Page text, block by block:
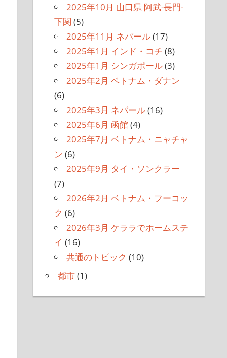
2025年10月 山口県 阿武-長門-
下関 (5)
2025年11月 ネパール(17)
2025年1月 インド・コチ (8)
2025年1月 シンガポール(3)
2025年2月 ベトナム・ダナン
(6)
2025年3月 ネパール(16)
2025年6月 函館(4)
2025年7月 ベトナム・ニャチャ
ン (6)
2025年9月 タイ・ソンクラー
(7)
2026年2月 ベトナム・フーコッ
ク (6)
2026年3月 ケララでホームステ
イ (16)
共通のトピック (10)
都市(1)